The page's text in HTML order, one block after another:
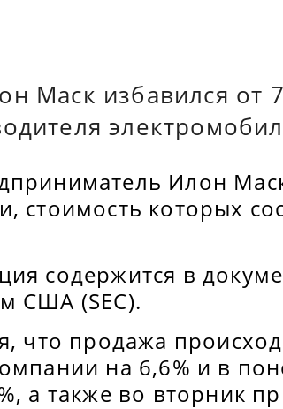
Маск избавился от
Илон
стоимость которых
содержится в
США (SEC).
что продажа
на 6,6% и в
а также во вторник